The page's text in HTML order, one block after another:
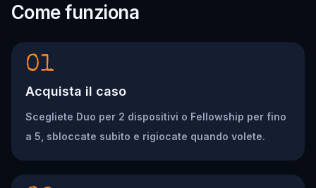
Come funziona
01
Acquista il caso
Scegliete Duo per 2 dispositivi o Fellowship per fino
a 5, sbloccate subito e rigiocate quando volete.